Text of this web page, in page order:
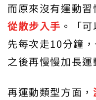
而原來沒有運動
從散步入手 。「
先每次走10分鐘
之後再慢慢加長運
再運動類型方面，